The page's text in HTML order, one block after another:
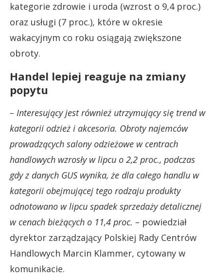
kategorie zdrowie i uroda (wzrost o 9,4 proc.)
oraz usługi (7 proc.), które w okresie
wakacyjnym co roku osiągają zwiększone
obroty.
Handel lepiej reaguje na zmiany
popytu
– Interesujący jest również utrzymujący się trend w
kategorii odzież i akcesoria. Obroty najemców
prowadzących salony odzieżowe w centrach
handlowych wzrosły w lipcu o 2,2 proc., podczas
gdy z danych GUS wynika, że dla całego handlu w
kategorii obejmującej tego rodzaju produkty
odnotowano w lipcu spadek sprzedaży detalicznej
w cenach bieżących o 11,4 proc. – powiedział
dyrektor zarządzający Polskiej Rady Centrów
Handlowych Marcin Klammer, cytowany w
komunikacie.